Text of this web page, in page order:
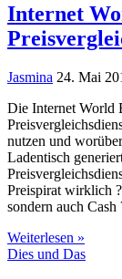
Internet
Jasmina 24. Mai
Die Internet World
nutzen und
Ladentisch
Preispirat wirklich
sondern auch Cash
Weiterlesen »
Dies und Das